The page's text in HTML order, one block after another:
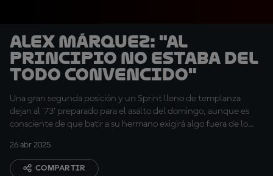
Alex Márquez: "Al
principio no estaba del
todo convencido"
Una gran segunda posición y un Sprint lleno de templanza
dejan al '73' preparado para el asalto del domingo, aunque es
consciente de que batir a su hermano exigirá algo fuera de lo
26 abr 2025
COMPARTIR